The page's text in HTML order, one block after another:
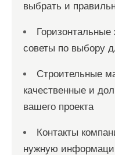
выбрать и
советы по выбору
Строительные
качественные и
вашего проекта
Контакты
нужную